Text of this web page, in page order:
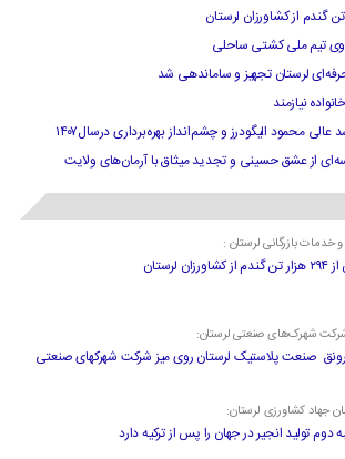
از عشق حسینی و تجدید میثاق با آرمان‌های ولایت
خدمات بازرگانی لرستان :
لرستان
شهرک‌های صنعتی لرستان:
صنعت پلاستیک لرستان روی میز شرکت شهرکهای صنعتی
جهاد کشاورزی لرستان:
دوم تولید انجیر در جهان را پس از ترکیه دارد